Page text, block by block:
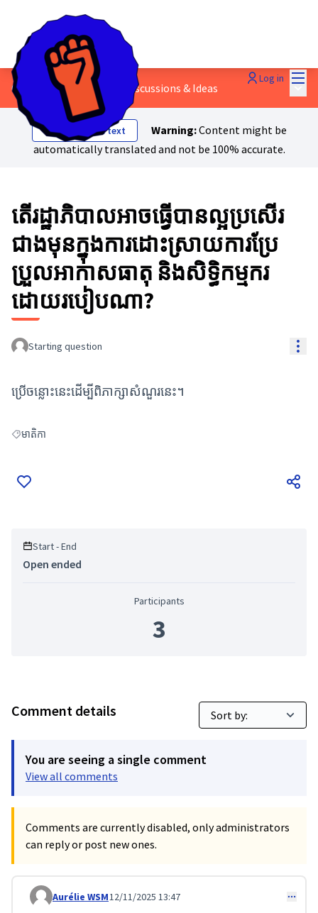
Log in
6 - សំណាញ់សុវត្ថិភាព 💬 Discussions & Ideas Main
Show original text Warning:Content might be
automatically translated and not be 100% accurate.
តើរដ្ឋាភិបាលអាចធ្វើបានល្អប្រសើរ
ជាងមុនក្នុងការដោះស្រាយការប្រែ
ប្រួលអាកាសធាតុ និងសិទ្ធិកម្មករ
ដោយរបៀបណា?
Starting question
ប្រើចន្លោះនេះដើម្បីពិភាក្សាសំណួរនេះ។
Filter results for: មាតិកា
មាតិកា
Start - End
Open ended
Participants
3
Comment details
You are seeing a single comment
View all comments
Comments are currently disabled, only administrators
can reply or post new ones.
Comment 403
Aurélie WSM12/11/2025 13:47